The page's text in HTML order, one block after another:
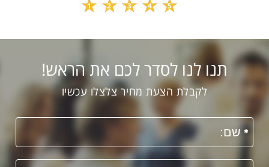
1 2 3 4 5
תנו לנו לסדר לכם את הראש!
לקבלת הצעת מחיר צלצלו עכשיו